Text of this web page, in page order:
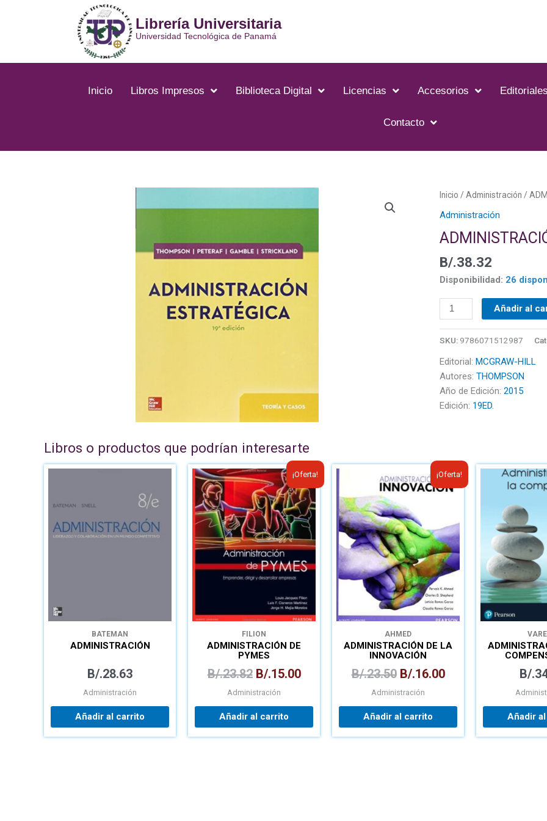
Librería Universitaria
Universidad Tecnológica de Panamá
Inicio Libros Impresos Biblioteca Digital Licencias Accesorios Editoriales
Contacto
Inicio / Administración /
Administración
B/.38.32
Disponibilidad: 26
ADMINISTRACIÓN
ESTRATÉGICA
Añadir al
SKU: 9786071512987
Editorial: MCGRAW-HILL
Autores: THOMPSON
Año de Edición: 2015
Edición: 19ED.
Libros o productos que podrían interesarte
BATEMAN
ADMINISTRACIÓN
B/.28.63
Administración
Añadir al carrito
¡Oferta!
FILION
ADMINISTRACIÓN DE
PYMES
B/.23.82
El
precio
original
era:
B/.23.82.
B/.15.00
El
precio
actual
es:
B/.15.00.
Administración
Añadir al carrito
¡Oferta!
AHMED
ADMINISTRACIÓN DE LA
INNOVACIÓN
B/.23.50
precio
original
era:
B/.23.50.
B/.16.00
El
precio
es:
B/.16.00.
Administración
Añadir al carrito
B/.
Añadir